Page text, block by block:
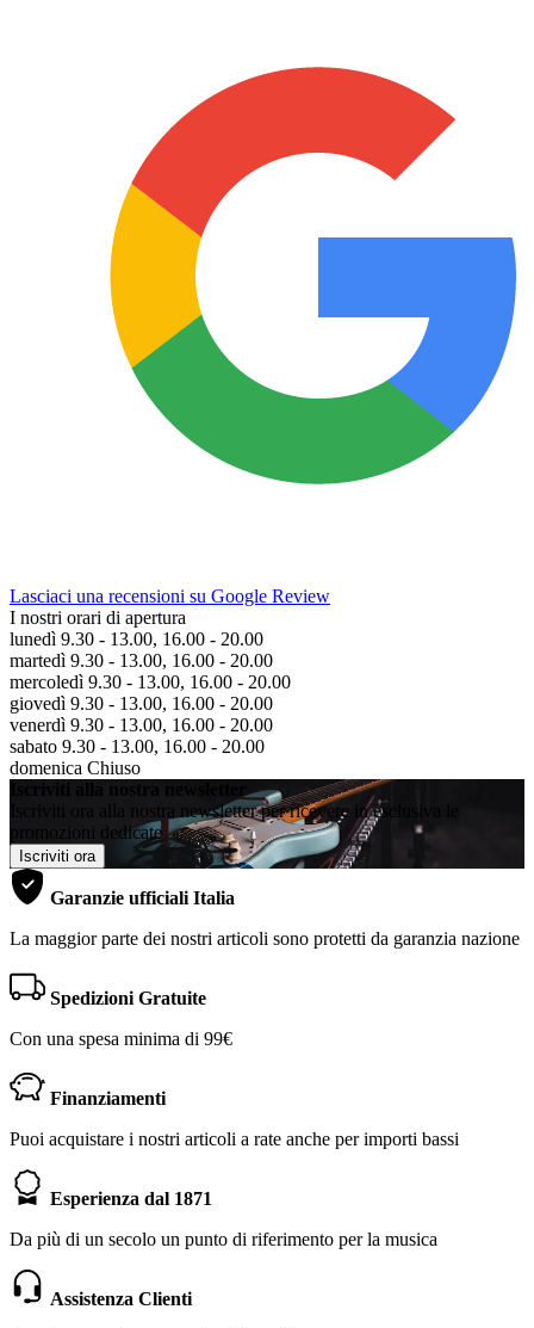
Lasciaci una recensioni su Google Review
I nostri orari di apertura
lunedì 9.30 - 13.00, 16.00 - 20.00
martedì 9.30 - 13.00, 16.00 - 20.00
mercoledì 9.30 - 13.00, 16.00 - 20.00
giovedì 9.30 - 13.00, 16.00 - 20.00
venerdì 9.30 - 13.00, 16.00 - 20.00
sabato 9.30 - 13.00, 16.00 - 20.00
domenica Chiuso
Iscriviti alla nostra newsletter
Iscriviti ora alla nostra newsletter per ricevere in esclusiva le
promozioni dedicate
Iscriviti ora
Garanzie ufficiali Italia
La maggior parte dei nostri articoli sono protetti da garanzia nazione
Spedizioni Gratuite
Con una spesa minima di 99€
Finanziamenti
Puoi acquistare i nostri articoli a rate anche per importi bassi
Esperienza dal 1871
Da più di un secolo un punto di riferimento per la musica
Assistenza Clienti